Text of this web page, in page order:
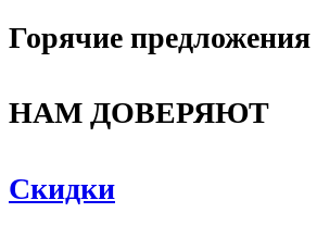
Горячие предложения
НАМ ДОВЕРЯЮТ
Скидки